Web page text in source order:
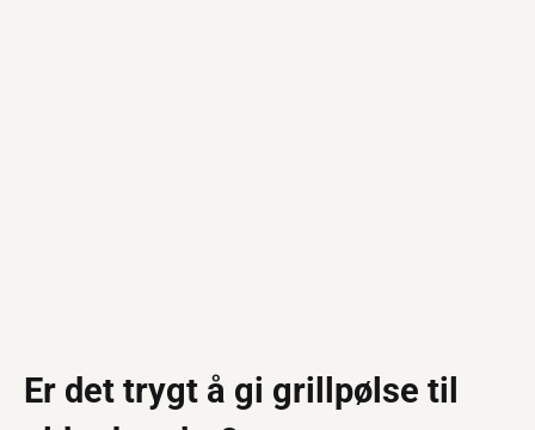
Er det trygt å gi grillpølse til